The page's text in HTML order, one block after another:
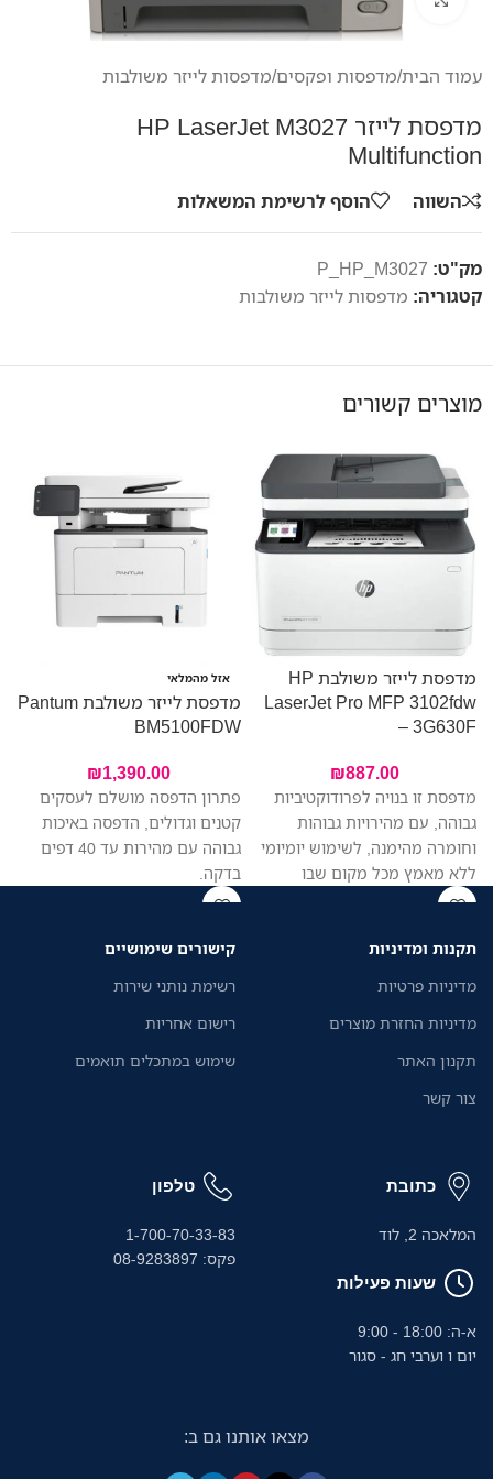
עמוד הבית/מדפסות ופקסים/מדפסות לייזר משולבות
מדפסת לייזר HP LaserJet M3027
Multifunction
השווה הוסף לרשימת המשאלות
מק"ט: P_HP_M3027
קטגוריה: מדפסות לייזר משולבות
מוצרים קשורים
מדפסת לייזר משולבת HP
LaserJet Pro MFP 3102fdw
– 3G630F
₪887.00
מדפסת זו בנויה לפרודוקטיביות
גבוהה, עם מהירויות גבוהות
וחומרה מהימנה, לשימוש יומיומי
ללא מאמץ מכל מקום שבו
העבודה מתבצעת, כך שתוכלו
אזל מהמלאי
מדפסת לייזר משולבת Pantum
BM5100FDW
₪1,390.00
פתרון הדפסה מושלם לעסקים
קטנים וגדולים, הדפסה באיכות
גבוהה עם מהירות עד 40 דפים
בדקה.
תקנות ומדיניות
מדיניות פרטיות
מדיניות החזרת מוצרים
תקנון האתר
צור קשר
קישורים שימושיים
רשימת נותני שירות
רישום אחריות
שימוש במתכלים תואמים
כתובת
המלאכה 2, לוד
שעות פעילות
א-ה: 18:00 - 9:00
יום ו וערבי חג - סגור
טלפון
1-700-70-33-83
פקס: 08-9283897
מצאו אותנו גם ב: